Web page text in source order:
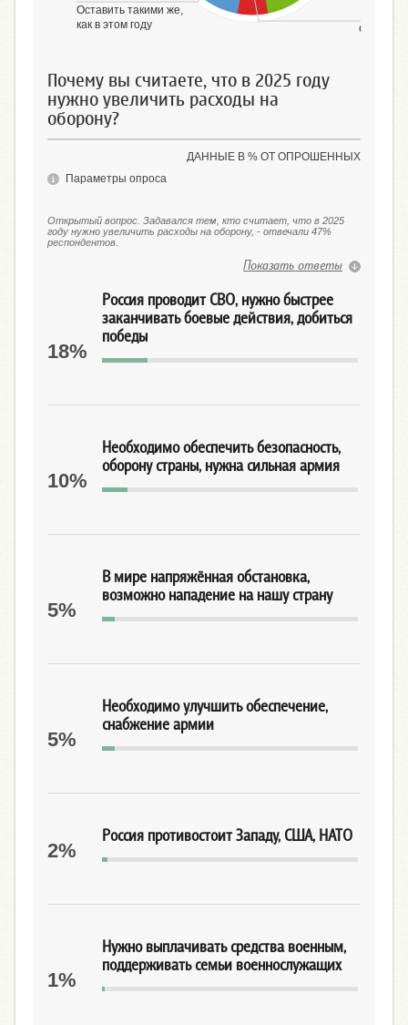
Оставить такими же,
как в этом году
Почему вы считаете, что в 2025 году
нужно увеличить расходы на
оборону?
ДАННЫЕ В % ОТ ОПРОШЕННЫХ
Параметры опроса
Открытый вопрос. Задавался тем, кто считает, что в 2025
году нужно увеличить расходы на оборону, - отвечали 47%
респондентов.
Показать ответы
Россия проводит СВО, нужно быстрее
заканчивать боевые действия, добиться
победы
18%
Необходимо обеспечить безопасность,
оборону страны, нужна сильная армия
10%
В мире напряжённая обстановка,
возможно нападение на нашу страну
5%
Необходимо улучшить обеспечение,
снабжение армии
5%
Россия противостоит Западу, США, НАТО
2%
Нужно выплачивать средства военным,
поддерживать семьи военнослужащих
1%